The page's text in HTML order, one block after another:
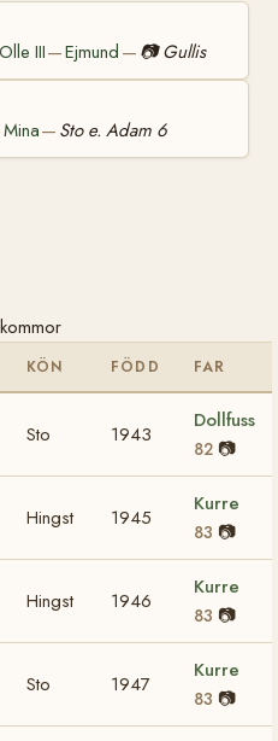
Olle III—Ejmund — 📷 Gullis
Mina— Sto e. Adam 6
KÖN FÖDD FAR
Sto 1943
Dollfuss
82 📷
Hingst 1945
Kurre
83 📷
Hingst 1946
Kurre
83 📷
Sto 1947
Kurre
83 📷